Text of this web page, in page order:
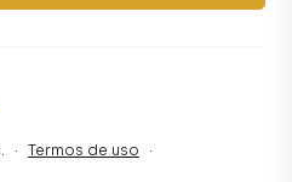
· Termos de uso ·